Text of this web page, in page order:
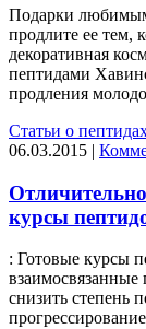
Подарки
продлите ее тем,
декоративная
пептидами
продления
Статьи о
06.03.2015 |
курсы
: Готовые курсы
взаимосвязанные
снизить степень